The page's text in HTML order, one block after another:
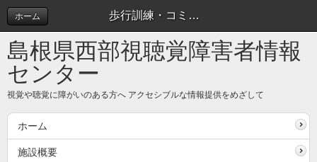
歩行訓練・コミュニケーション訓練等
ホーム
島根県西部視聴覚障害者情報
センター
視覚や聴覚に障がいのある方へ アクセシブルな情報提供をめざして
ホーム
施設概要